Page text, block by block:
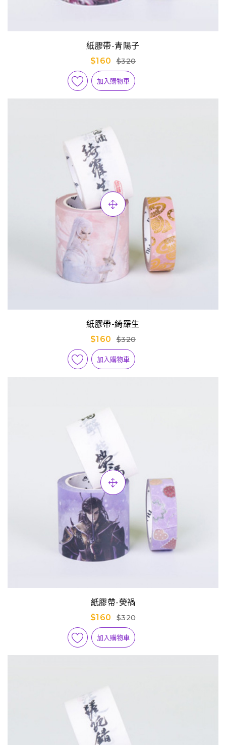
紙膠帶-青陽子
$160
$320
加入購物車
紙膠帶-綺羅生
$160
$320
加入購物車
紙膠帶-熒禍
$160
$320
加入購物車